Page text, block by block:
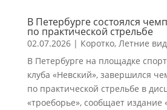
В Петербурге состоялся
по практической стрельбе
02.07.2026| Коротко, Летние
В Петербурге на площадке
клуба «Невский», завершился
по практической стрельбе в
«троеборье», сообщает издание